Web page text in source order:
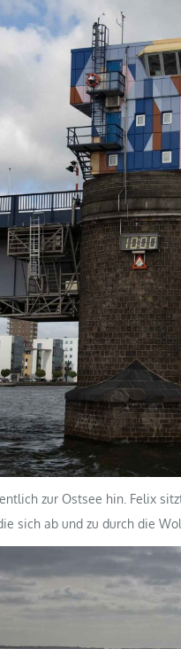
zur Ostsee hin. Felix
sich ab und zu durch die